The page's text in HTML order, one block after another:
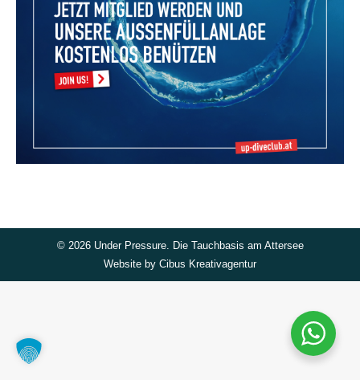
© 2026 Under Pressure. Die Tauchbasis am Attersee
Website by Cibus Kreativagentur